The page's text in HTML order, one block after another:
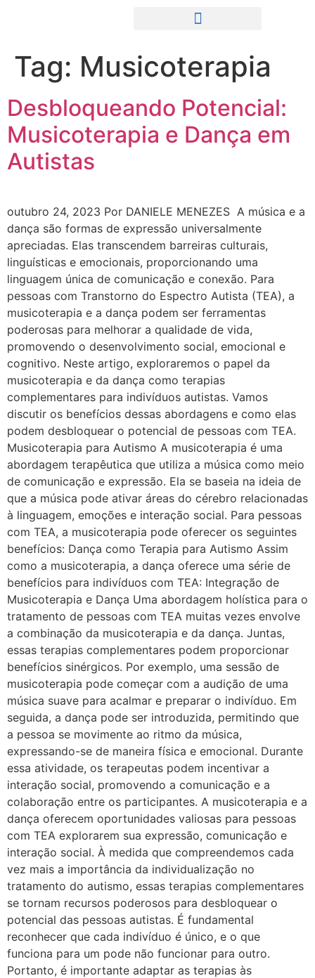
Tag: Musicoterapia
Desbloqueando Potencial:
Musicoterapia e Dança em
Autistas
outubro 24, 2023 Por DANIELE MENEZES A música e a
dança são formas de expressão universalmente
apreciadas. Elas transcendem barreiras culturais,
linguísticas e emocionais, proporcionando uma
linguagem única de comunicação e conexão. Para
pessoas com Transtorno do Espectro Autista (TEA), a
musicoterapia e a dança podem ser ferramentas
poderosas para melhorar a qualidade de vida,
promovendo o desenvolvimento social, emocional e
cognitivo. Neste artigo, exploraremos o papel da
musicoterapia e da dança como terapias
complementares para indivíduos autistas. Vamos
discutir os benefícios dessas abordagens e como elas
podem desbloquear o potencial de pessoas com TEA.
Musicoterapia para Autismo A musicoterapia é uma
abordagem terapêutica que utiliza a música como meio
de comunicação e expressão. Ela se baseia na ideia de
que a música pode ativar áreas do cérebro relacionadas
à linguagem, emoções e interação social. Para pessoas
com TEA, a musicoterapia pode oferecer os seguintes
benefícios: Dança como Terapia para Autismo Assim
como a musicoterapia, a dança oferece uma série de
benefícios para indivíduos com TEA: Integração de
Musicoterapia e Dança Uma abordagem holística para o
tratamento de pessoas com TEA muitas vezes envolve
a combinação da musicoterapia e da dança. Juntas,
essas terapias complementares podem proporcionar
benefícios sinérgicos. Por exemplo, uma sessão de
musicoterapia pode começar com a audição de uma
música suave para acalmar e preparar o indivíduo. Em
seguida, a dança pode ser introduzida, permitindo que
a pessoa se movimente ao ritmo da música,
expressando-se de maneira física e emocional. Durante
essa atividade, os terapeutas podem incentivar a
interação social, promovendo a comunicação e a
colaboração entre os participantes. A musicoterapia e a
dança oferecem oportunidades valiosas para pessoas
com TEA explorarem sua expressão, comunicação e
interação social. À medida que compreendemos cada
vez mais a importância da individualização no
tratamento do autismo, essas terapias complementares
se tornam recursos poderosos para desbloquear o
potencial das pessoas autistas. É fundamental
reconhecer que cada indivíduo é único, e o que
funciona para um pode não funcionar para outro.
Portanto, é importante adaptar as terapias às